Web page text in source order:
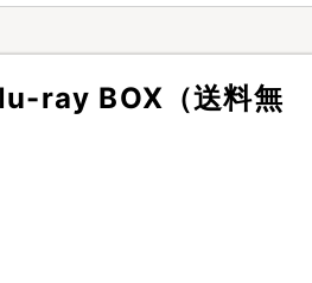
ray BOX（送料無